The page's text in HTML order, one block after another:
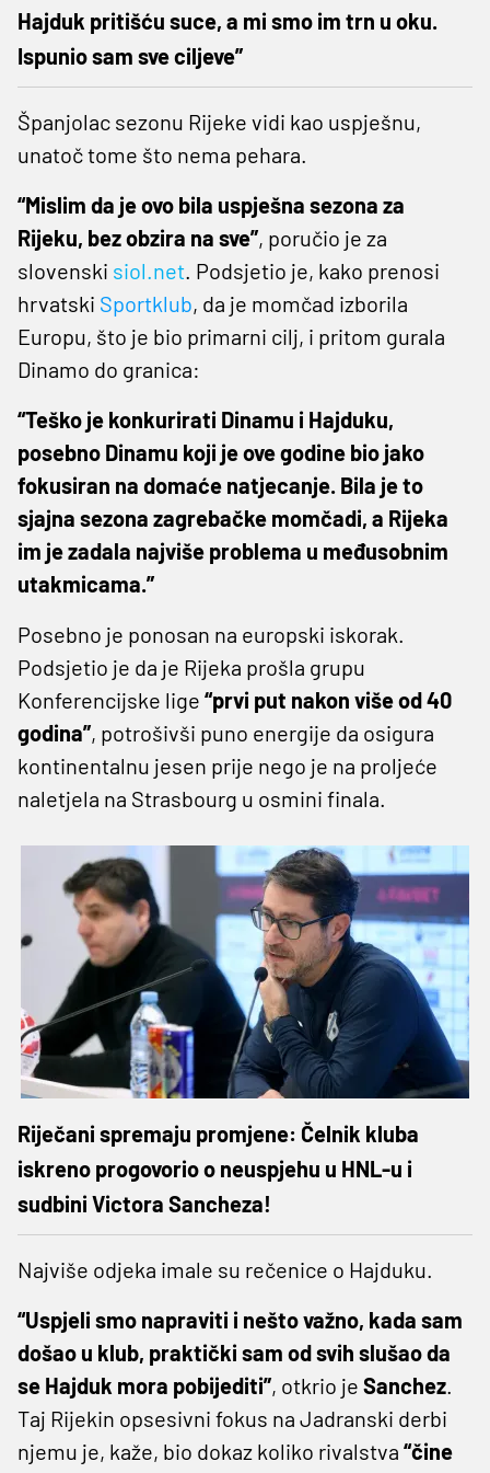
Hajduk pritišću suce, a mi smo im trn u oku.
Ispunio sam sve ciljeve”
Španjolac sezonu Rijeke vidi kao uspješnu,
unatoč tome što nema pehara.
“Mislim da je ovo bila uspješna sezona za
Rijeku, bez obzira na sve”, poručio je za
slovenski siol.net. Podsjetio je, kako prenosi
hrvatski Sportklub, da je momčad izborila
Europu, što je bio primarni cilj, i pritom gurala
Dinamo do granica:
“Teško je konkurirati Dinamu i Hajduku,
posebno Dinamu koji je ove godine bio jako
fokusiran na domaće natjecanje. Bila je to
sjajna sezona zagrebačke momčadi, a Rijeka
im je zadala najviše problema u međusobnim
utakmicama.”
Posebno je ponosan na europski iskorak.
Podsjetio je da je Rijeka prošla grupu
Konferencijske lige “prvi put nakon više od 40
godina”, potrošivši puno energije da osigura
kontinentalnu jesen prije nego je na proljeće
naletjela na Strasbourg u osmini finala.
Riječani spremaju promjene: Čelnik kluba
iskreno progovorio o neuspjehu u HNL-u i
sudbini Victora Sancheza!
Najviše odjeka imale su rečenice o Hajduku.
“Uspjeli smo napraviti i nešto važno, kada sam
došao u klub, praktički sam od svih slušao da
se Hajduk mora pobijediti”, otkrio je Sanchez.
Taj Rijekin opsesivni fokus na Jadranski derbi
njemu je, kaže, bio dokaz koliko rivalstva “čine